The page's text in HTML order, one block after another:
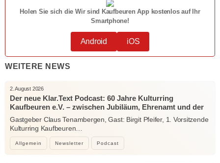
Holen Sie sich die Wir sind Kaufbeuren App kostenlos auf Ihr
Smartphone!
Android iOS
WEITERE NEWS
Allgemein Newsletter Podcast
2. August 2026
Der neue Klar.Text Podcast: 60 Jahre Kulturring
Kaufbeuren e.V. – zwischen Jubiläum, Ehrenamt und der
Kraft der Kultur
Gastgeber Claus Tenambergen, Gast: Birgit Pfeifer, 1. Vorsitzende
Kulturring Kaufbeuren…